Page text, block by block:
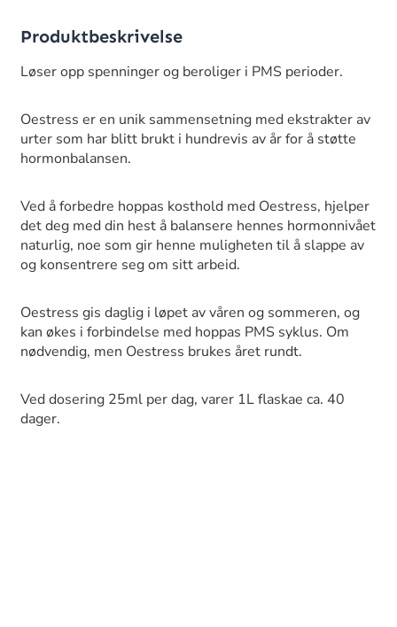
Produktbeskrivelse
Løser opp spenninger og beroliger i PMS perioder.
Oestress er en unik sammensetning med ekstrakter av
urter som har blitt brukt i hundrevis av år for å støtte
hormonbalansen.
Ved å forbedre hoppas kosthold med Oestress, hjelper
det deg med din hest å balansere hennes hormonnivået
naturlig, noe som gir henne muligheten til å slappe av
og konsentrere seg om sitt arbeid.
Oestress gis daglig i løpet av våren og sommeren, og
kan økes i forbindelse med hoppas PMS syklus. Om
nødvendig, men Oestress brukes året rundt.
Ved dosering 25ml per dag, varer 1L flaskae ca. 40
dager.